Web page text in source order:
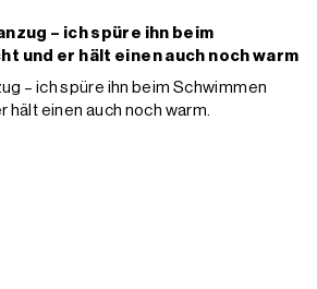
– ich spüre ihn beim
und er hält einen auch noch warm
– ich spüre ihn beim Schwimmen
hält einen auch noch warm.